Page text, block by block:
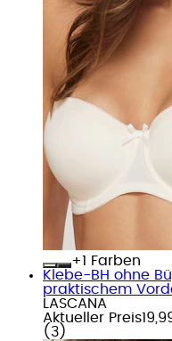
+
Farben
Klebe-BH ohne
praktischem
LASCANA
Aktueller Preis
( 3 )